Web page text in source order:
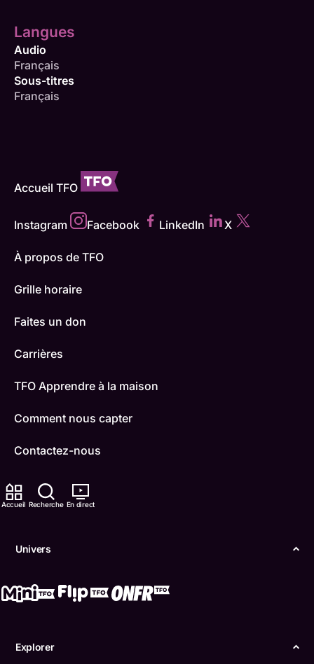
Accueil Recherche En direct
Univers
Explorer
Langues
Audio
Français
Sous-titres
Français
Accueil TFO
Instagram Facebook LinkedIn X
À propos de TFO
Grille horaire
Faites un don
Carrières
TFO Apprendre à la maison
Comment nous capter
Contactez-nous
ONFR
Boukili
Confidentialité